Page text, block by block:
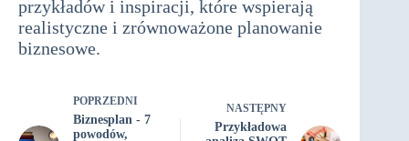
przykładów i inspiracji, które wspierają
realistyczne i zrównoważone planowanie
biznesowe.
POPRZEDNI
Biznesplan - 7
powodów,
NASTĘPNY
Przykładowa